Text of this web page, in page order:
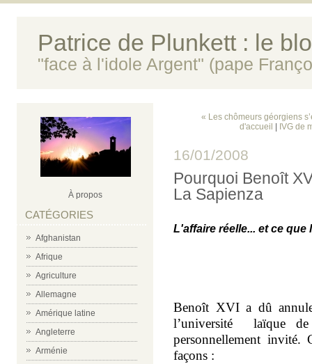
Patrice de Plunkett : le
"face à l'idole Argent" (pape
À propos
CATÉGORIES
Afghanistan
Afrique
Agriculture
Allemagne
Amérique latine
Angleterre
Arménie
« Les chômeurs géorgiens
d'accueil
IVG de
16/01/2008
Pourquoi Benoît
La Sapienza
L'affaire réelle... et ce
Benoît XVI a dû
l’université laïque
personnellement invité.
façons :